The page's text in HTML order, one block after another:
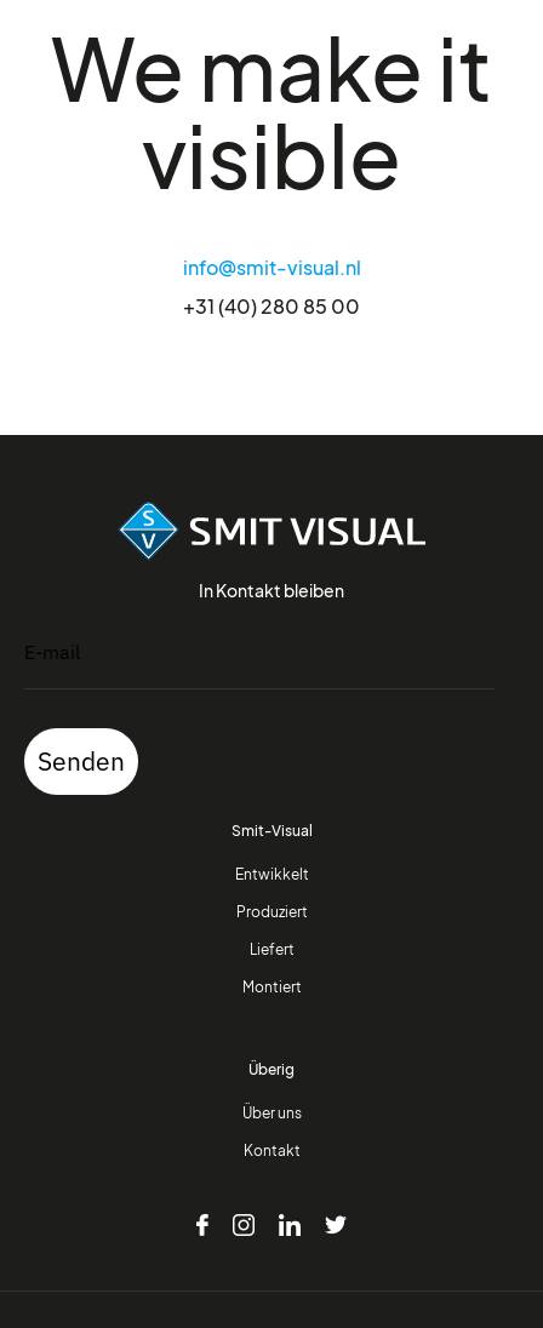
We make it
visible
info@smit-visual.nl
+31 (40) 280 85 00
In Kontakt bleiben
Senden
Smit-Visual
Entwikkelt
Produziert
Liefert
Montiert
Überig
Über uns
Kontakt